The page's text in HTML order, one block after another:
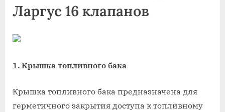
Ларгус 16 клапанов
1. Крышка топливного бака
Крышка топливного бака предназначена для
герметичного закрытия доступа к топливному